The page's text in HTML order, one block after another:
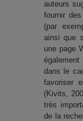
auteurs
fournir
(par
ainsi que
une page
dans le
favoriser
(Kivits,
très
de la